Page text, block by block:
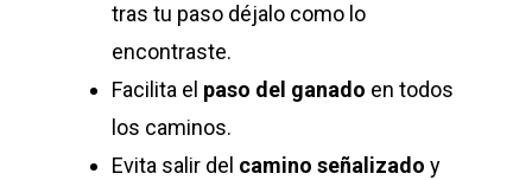
tras tu paso déjalo como lo
encontraste.
Facilita el paso del ganado en todos
los caminos.
Evita salir del camino señalizado y